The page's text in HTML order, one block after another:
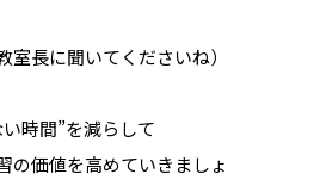
室長に聞いてくださいね）
時間”を減らして
の価値を高めていきましょ